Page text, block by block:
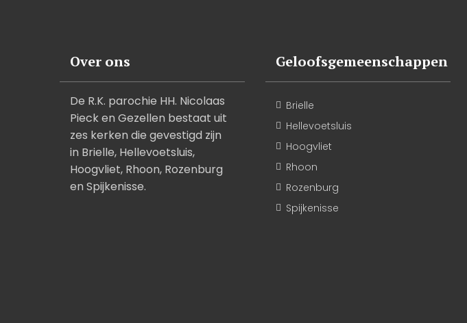
Over ons
De R.K. parochie HH. Nicolaas
Pieck en Gezellen bestaat uit
zes kerken die gevestigd zijn
in Brielle, Hellevoetsluis,
Hoogvliet, Rhoon, Rozenburg
en Spijkenisse.
Geloofsgemeenschappen
Brielle
Hellevoetsluis
Hoogvliet
Rhoon
Rozenburg
Spijkenisse